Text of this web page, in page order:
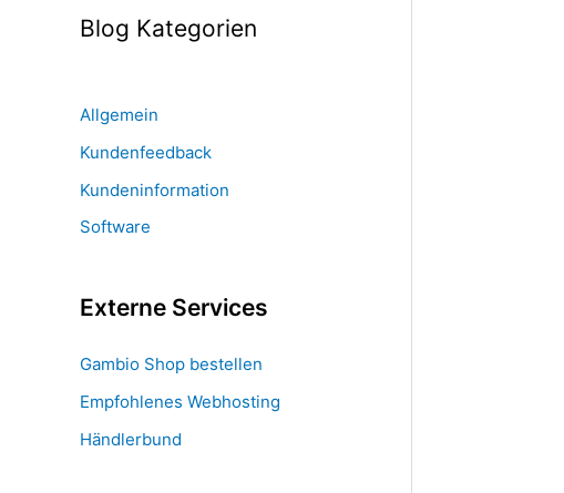
Blog Kategorien
Allgemein
Kundenfeedback
Kundeninformation
Software
Externe Services
Gambio Shop bestellen
Empfohlenes Webhosting
Händlerbund